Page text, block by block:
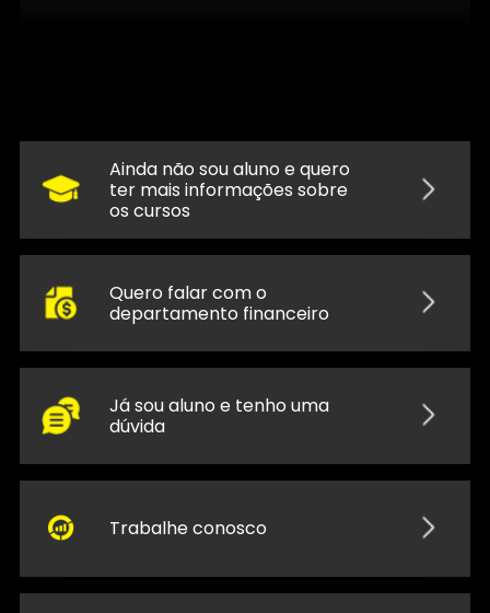
Ainda não sou aluno e quero
ter mais informações sobre
os cursos
Quero falar com o
departamento financeiro
Já sou aluno e tenho uma
dúvida
Trabalhe conosco